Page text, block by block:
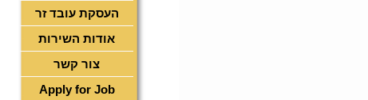
העסקת עובד זר
אודות השירות
צור קשר
Apply for Job